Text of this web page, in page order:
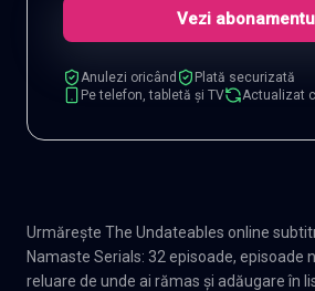
Vezi
Anulezi oricând
Plată securizată
Pe telefon, tabletă și TV
Actualizat
Urmărește The Undateables online
Namaste Serials: 32 episoade, episoade
reluare de unde ai rămas și adăugare în